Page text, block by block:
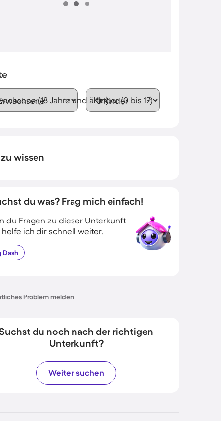
(18 Jahre und älter)Kinder (0 bis 17)
wissen
du was? Frag mich einfach!
du Fragen zu dieser Unterkunft
helfe ich dir schnell weiter.
Dash
Problem melden
du noch nach der richtigen
Unterkunft?
Weiter suchen